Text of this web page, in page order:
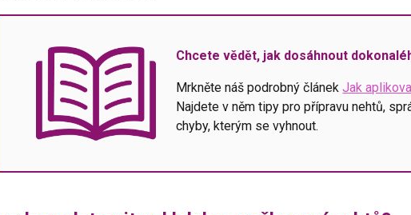
Chcete vědět, jak dosáhnout
Mrkněte náš podrobný článekJak
Najdete v něm tipy pro přípravu nehtů,
chyby, kterým se vyhnout.